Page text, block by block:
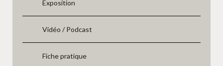
Exposition
Vidéo / Podcast
Fiche pratique